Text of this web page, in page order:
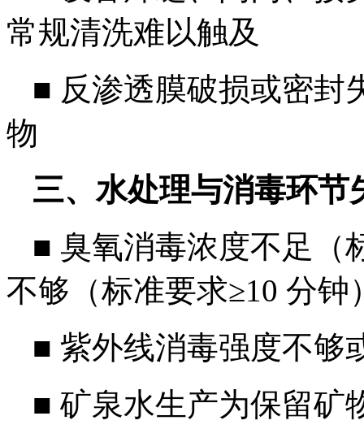
常规清洗难以触及
■ 反渗透膜破损或密封
物
三、水处理与消毒环节
■ 臭氧消毒浓度不足（
不够（标准要求≥10 分钟
■ 紫外线消毒强度不够
■ 矿泉水生产为保留矿